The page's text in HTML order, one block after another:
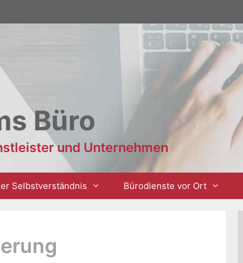
Büro
und Unternehmen
Selbstverständnis Bürodienste vor Ort